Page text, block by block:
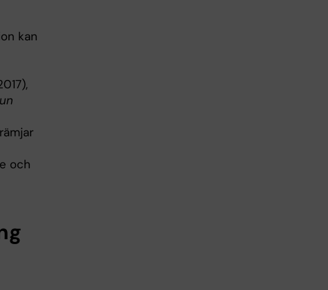
kan
och